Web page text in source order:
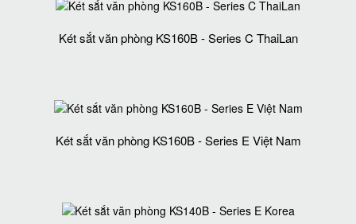
Két sắt văn phòng KS160B - Series C ThaiLan
Két sắt văn phòng KS160B - Series E Việt Nam